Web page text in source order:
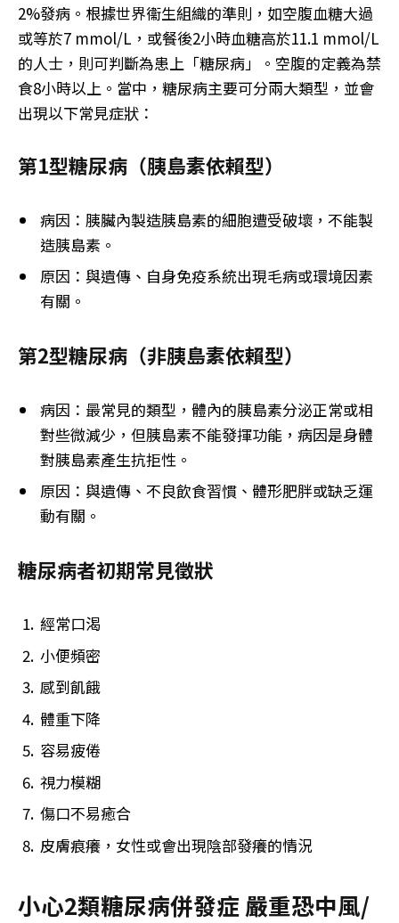
2%發病。根據世界衞生組織的準則，如空腹血糖大過
或等於7 mmol/L，或餐後2小時血糖高於11.1 mmol/L
的人士，則可判斷為患上「糖尿病」。空腹的定義為禁
食8小時以上。當中，糖尿病主要可分兩大類型，並會
出現以下常見症狀：
第1型糖尿病（胰島素依賴型）
病因：胰臟內製造胰島素的細胞遭受破壞，不能製
造胰島素。
原因：與遺傳、自身免疫系統出現毛病或環境因素
有關。
第2型糖尿病（非胰島素依賴型）
病因：最常見的類型，體內的胰島素分泌正常或相
對些微減少，但胰島素不能發揮功能，病因是身體
對胰島素產生抗拒性。
原因：與遺傳、不良飲食習慣、體形肥胖或缺乏運
動有關。
糖尿病者初期常見徵狀
經常口渴
小便頻密
感到飢餓
體重下降
容易疲倦
視力模糊
傷口不易癒合
皮膚痕癢，女性或會出現陰部發癢的情況
小心2類糖尿病併發症 嚴重恐中風/